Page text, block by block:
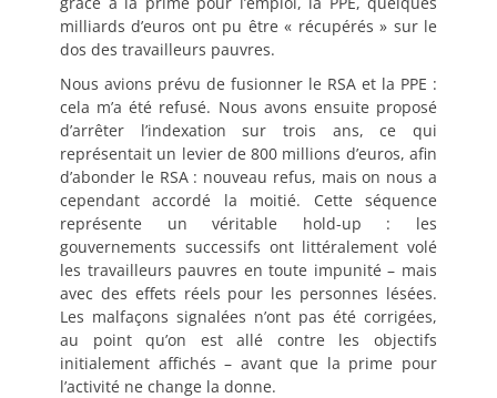
milliards d’euros ont pu être « récupérés » sur le
dos des travailleurs pauvres.
Nous avions prévu de fusionner le RSA et la PPE :
cela m’a été refusé. Nous avons ensuite proposé
d’arrêter l’indexation sur trois ans, ce qui
représentait un levier de 800 millions d’euros, afin
d’abonder le RSA : nouveau refus, mais on nous a
cependant accordé la moitié. Cette séquence
représente un véritable hold-up : les
gouvernements successifs ont littéralement volé
les travailleurs pauvres en toute impunité – mais
avec des effets réels pour les personnes lésées.
Les malfaçons signalées n’ont pas été corrigées,
au point qu’on est allé contre les objectifs
initialement affichés – avant que la prime pour
l’activité ne change la donne.